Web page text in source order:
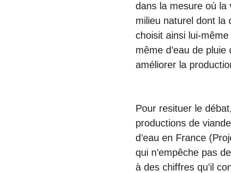
dans la mesure où la
milieu naturel dont la
choisit ainsi lui-
même d’eau de
améliorer la
Pour resituer le
productions de
d’eau en France
qui n’empêche pas
à des chiffres qu’il